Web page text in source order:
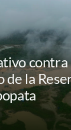
contra
la